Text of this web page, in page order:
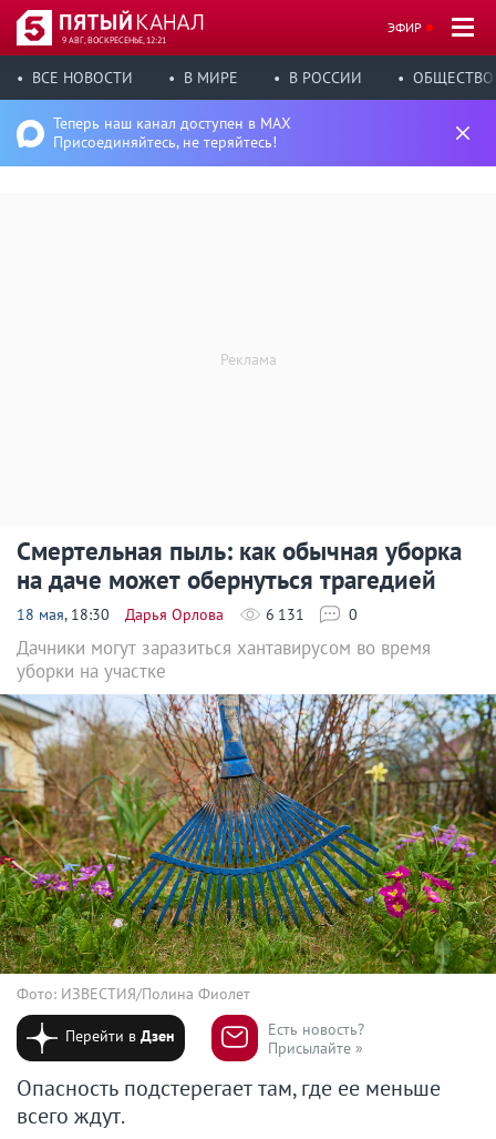
9 АВГ, ВОСКРЕСЕНЬЕ, 12:21
ЭФИР
ВСЕ НОВОСТИ В МИРЕ В РОССИИ ОБЩЕСТВО
Теперь наш канал доступен в MAX
Присоединяйтесь, не теряйтесь!
Смертельная пыль: как обычная уборка
на даче может обернуться трагедией
18 мая, 18:30 Дарья Орлова 6 131 0
Дачники могут заразиться хантавирусом во время
уборки на участке
Фото: ИЗВЕСТИЯ/Полина Фиолет
Перейти вДзен
Есть новость?
Присылайте »
Опасность подстерегает там, где ее меньше
всего ждут.